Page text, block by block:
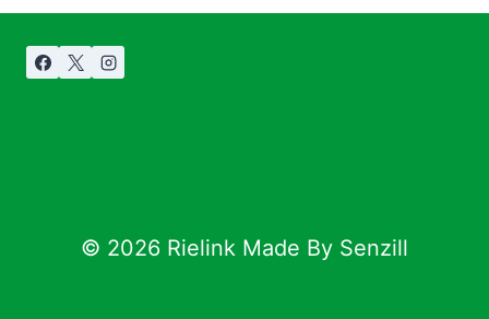
© 2026 Rielink Made By Senzill